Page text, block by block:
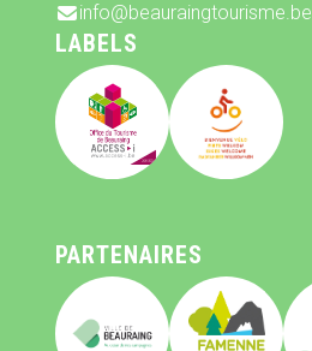
info@beauraingtourisme.be
LABELS
PARTENAIRES